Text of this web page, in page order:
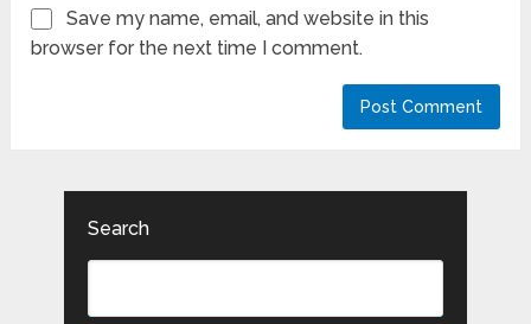
Save my name, email, and website in this
browser for the next time I comment.
Search